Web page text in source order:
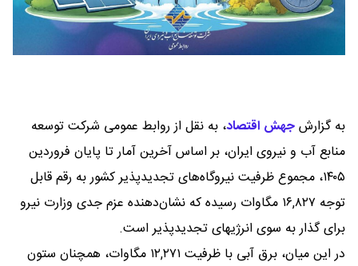
به گزارشجهش اقتصاد، به نقل از روابط عمومی شرکت توسعه
منابع آب و نیروی ایران، بر اساس آخرین آمار تا پایان فروردین
۱۴۰۵، مجموع ظرفیت نیروگاه‌های تجدیدپذیر کشور به رقم قابل
توجه ۱۶,۸۲۷ مگاوات رسیده که نشان‌دهنده عزم جدی وزارت نیرو
برای گذار به سوی انرژیهای تجدیدپذیر است.
در این میان، برق آبی با ظرفیت ۱۲,۲۷۱ مگاوات، همچنان ستون